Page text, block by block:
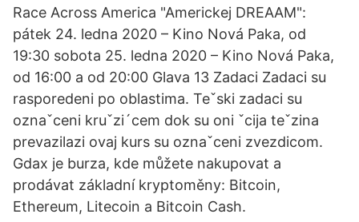
Race Across America "Americkej DREAAM":
pátek 24. ledna 2020 – Kino Nová Paka, od
19:30 sobota 25. ledna 2020 – Kino Nová Paka,
od 16:00 a od 20:00 Glava 13 Zadaci Zadaci su
rasporedeni po oblastima. Teˇski zadaci su
oznaˇceni kruˇzi´cem dok su oni ˇcija teˇzina
prevazilazi ovaj kurs su oznaˇceni zvezdicom.
Gdax je burza, kde můžete nakupovat a
prodávat základní kryptoměny: Bitcoin,
Ethereum, Litecoin a Bitcoin Cash.